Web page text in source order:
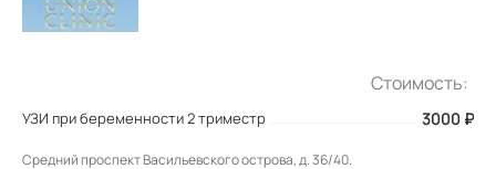
Стоимость:
УЗИ при беременности 2 триместр 3000 ₽
Средний проспект Васильевского острова, д. 36/40.